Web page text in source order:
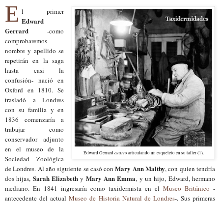
Edward Gerrardcuartoarticulando un esqueleto en su taller (1).
E l primer
Edward
Gerrard -como
comprobaremos
nombre y apellido se
repetirán en la saga
hasta casi la
confusión- nació en
Oxford en 1810. Se
trasladó a Londres
con su familia y en
1836 comenzaría a
trabajar como
conservador adjunto
en el museo de la
Sociedad Zoológica
de Londres. Al año siguiente se casó conMary Ann Maltby, con quien tendría
dos hijas, Sarah Elizabeth y Mary Ann Emma, y un hijo, Edward, hermano
mediano. En 1841 ingresaría como taxidermista en el Museo Británico -
antecedente del actualMuseo de Historia Natural de Londres-. Sus primeras